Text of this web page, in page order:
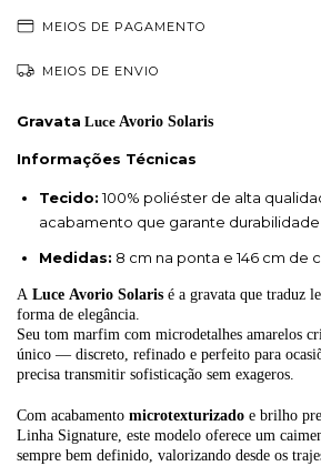
MEIOS DE PAGAMENTO
MEIOS DE ENVIO
Gravata Luce Avorio Solaris
Informações Técnicas
Tecido:100% poliéster de alta
acabamento que garante durabilidade
Medidas: 8 cm na ponta e 146 cm de
A Luce Avorio Solaris é a gravata que traduz
forma de elegância.
Seu tom marfim com microdetalhes amarelos
único — discreto, refinado e perfeito para
precisa transmitir sofisticação sem exageros.
Com acabamento microtexturizado e brilho
Linha Signature, este modelo oferece um
sempre bem definido, valorizando desde os